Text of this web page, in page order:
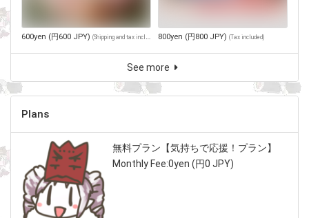
600yen (円600 JPY) (Shipping and tax included 800yen (円800 JPY) (Tax included)
See more
Plans
無料プラン【気持ちで応援！プラン】
Monthly Fee:0yen (円0 JPY)